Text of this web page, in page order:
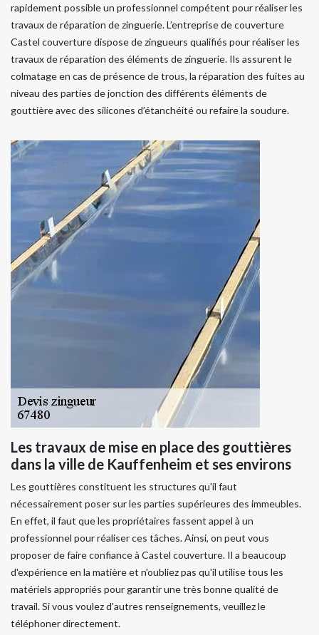
rapidement possible un professionnel compétent pour réaliser les
travaux de réparation de zinguerie. L’entreprise de couverture
Castel couverture dispose de zingueurs qualifiés pour réaliser les
travaux de réparation des éléments de zinguerie. Ils assurent le
colmatage en cas de présence de trous, la réparation des fuites au
niveau des parties de jonction des différents éléments de
gouttière avec des silicones d’étanchéité ou refaire la soudure.
Les travaux de mise en place des gouttières
dans la ville de Kauffenheim et ses environs
Les gouttières constituent les structures qu'il faut
nécessairement poser sur les parties supérieures des immeubles.
En effet, il faut que les propriétaires fassent appel à un
professionnel pour réaliser ces tâches. Ainsi, on peut vous
proposer de faire confiance à Castel couverture. Il a beaucoup
d'expérience en la matière et n'oubliez pas qu'il utilise tous les
matériels appropriés pour garantir une très bonne qualité de
travail. Si vous voulez d'autres renseignements, veuillez le
téléphoner directement.